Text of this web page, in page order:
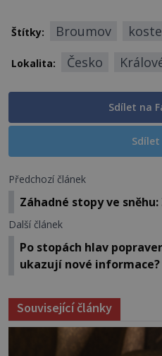
Štítky: Broumov
Lokalita: Česko
Sdílet na
Sdílet
Předchozí článek
Záhadné stopy ve
Další článek
Po stopách hlav
ukazují nové informace?
Související články